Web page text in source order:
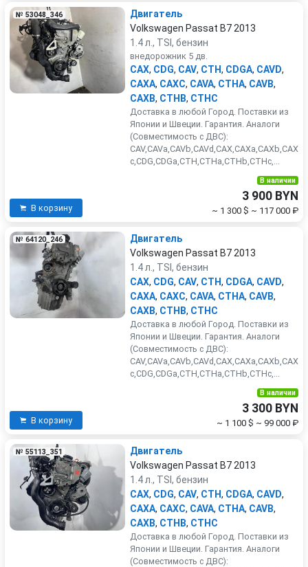
№ 53048_346
Двигатель
Volkswagen Passat B7 2013
1.4 л., TSI, бензин
внедорожник 5 дв.
CAX, CDG, CAV, CTH, CDGA, CAVD,
CAXA, CAXC, CAVA, CTHA, CAVB,
CAXB, CTHB, CTHC
Доставка в любой Город. Поставки из
Японии и Швеции. Гарантия. Аналоги
(Совместимость с ДВС):
CAV,CAVa,CAVb,CAVd,CAX,CAXa,CAXb,CAX
c,CDG,CDGa,CTH,CTHa,CTHb,CTHc,...
В корзину
В наличии
3 900 BYN
~ 1 300 $ ~ 117 000 ₽
№ 64120_246
Двигатель
Volkswagen Passat B7 2013
1.4 л., TSI, бензин
CAX, CDG, CAV, CTH, CDGA, CAVD,
CAXA, CAXC, CAVA, CTHA, CAVB,
CAXB, CTHB, CTHC
Доставка в любой Город. Поставки из
Японии и Швеции. Гарантия. Аналоги
(Совместимость с ДВС):
CAV,CAVa,CAVb,CAVd,CAX,CAXa,CAXb,CAX
c,CDG,CDGa,CTH,CTHa,CTHb,CTHc,...
В корзину
В наличии
3 300 BYN
~ 1 100 $ ~ 99 000 ₽
№ 55113_351
Двигатель
Volkswagen Passat B7 2013
1.4 л., TSI, бензин
CAX, CDG, CAV, CTH, CDGA, CAVD,
CAXA, CAXC, CAVA, CTHA, CAVB,
CAXB, CTHB, CTHC
Доставка в любой Город. Поставки из
Японии и Швеции. Гарантия. Аналоги
(Совместимость с ДВС):